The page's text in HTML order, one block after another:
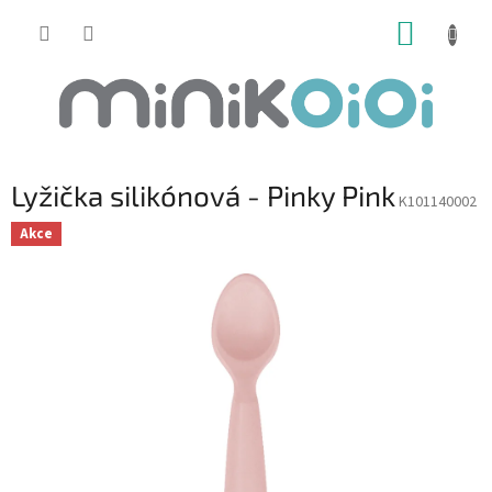
Lyžička silikónová - Pinky Pink K101140002
Akce